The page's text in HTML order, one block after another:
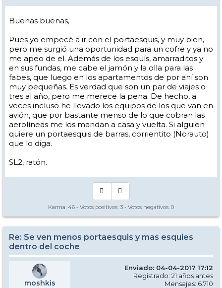
Buenas buenas,
Pues yo empecé a ir con el portaesquis, y muy bien,
pero me surgió una oportunidad para un cofre y ya no
me apeo de el. Además de los esquís, amarraditos y
en sus fundas, me cabe el jamón y la olla para las
fabes, que luego en los apartamentos de por ahí son
muy pequeñas. Es verdad que son un par de viajes o
tres al año, pero me merece la pena. De hecho, a
veces incluso he llevado los equipos de los que van en
avión, que por bastante menso de lo que cobran las
aerolíneas me los mandan a casa y vuelta. Si alguien
quiere un portaesquis de barras, corrientito (Norauto)
que lo diga.
SL2, ratón.
Karma: 46 - Votos positivos: 3 - Votos negativos: 0
Re: Se ven menos portaesquis y mas esquies
dentro del coche
moshkis
Enviado: 04-04-2017 17:12
Registrado: 21 años antes
Mensajes: 6.710